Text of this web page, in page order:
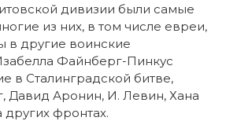
дивизии были самые
из них, в том числе евреи,
в другие воинские
Файнберг-Пинкус
в Сталинградской битве,
Давид Аронин, И. Левин, Хана
фронтах.